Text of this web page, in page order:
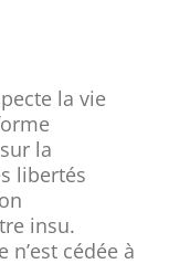
la vie
la
libertés
insu.
cédée à